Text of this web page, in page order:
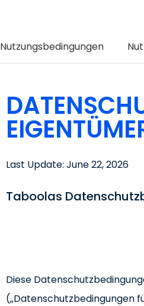
Nutzungsbedingungen
Last Update: June 22, 2026
Taboolas
Diese
(„Datenschutzbedingungen